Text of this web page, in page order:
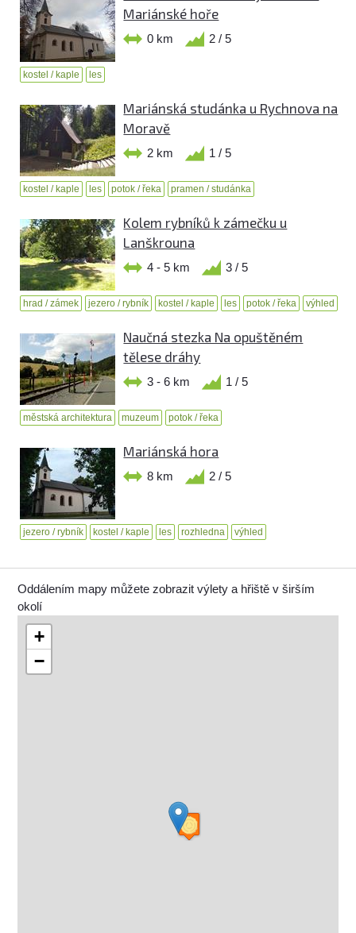
Mariánské hoře
0 km 2 / 5
kostel / kaple les
Mariánská studánka u Rychnova na
Moravě
2 km 1 / 5
kostel / kaple les potok / řeka pramen / studánka
Kolem rybníků k zámečku u
Lanškrouna
4 - 5 km 3 / 5
hrad / zámek jezero / rybník kostel / kaple les potok / řeka výhled
Naučná stezka Na opuštěném
tělese dráhy
3 - 6 km 1 / 5
městská architektura muzeum potok / řeka
Mariánská hora
8 km 2 / 5
jezero / rybník kostel / kaple les rozhledna výhled
Oddálením mapy můžete zobrazit výlety a hřiště v širším
okolí
+
−